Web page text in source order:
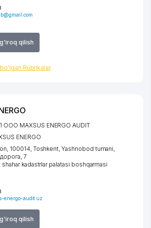
qilish
Rubrikalar
energo-audit.uz
qilish
ООО MAXSUS ENERGO AUDIT
ENERGO
100014,Toshkent,Yashnobod tumani,
, 7
kadastrlar palatasi boshqarmasi